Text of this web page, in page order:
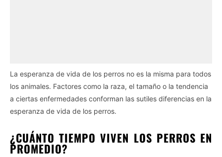
La esperanza de vida de los perros no es la misma para todos
los animales. Factores como la raza, el tamaño o la tendencia
a ciertas enfermedades conforman las sutiles diferencias en la
esperanza de vida de los perros.
¿CUÁNTO TIEMPO VIVEN LOS PERROS EN
PROMEDIO?